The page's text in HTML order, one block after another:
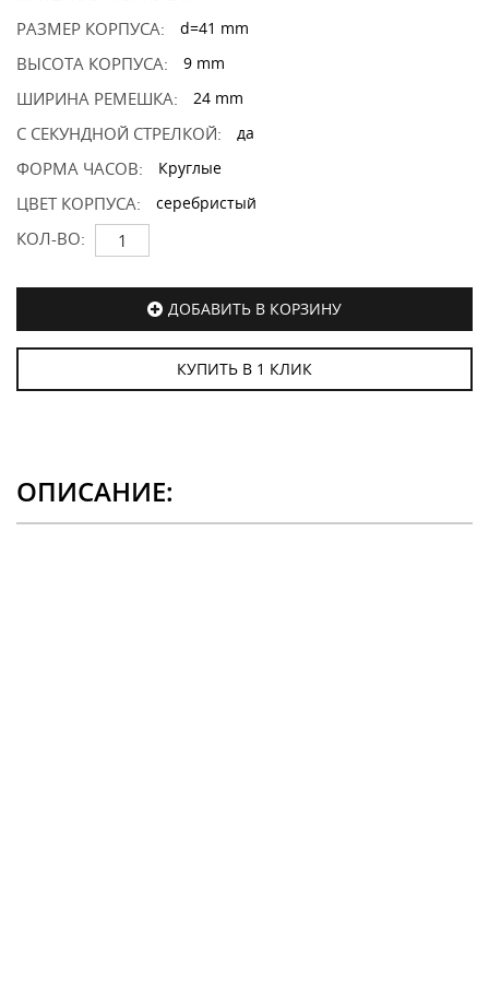
РАЗМЕР КОРПУСА: d=41 mm
ВЫСОТА КОРПУСА: 9 mm
ШИРИНА РЕМЕШКА: 24 mm
С СЕКУНДНОЙ СТРЕЛКОЙ: да
ФОРМА ЧАСОВ: Круглые
ЦВЕТ КОРПУСА: серебристый
КОЛ-ВО:
ДОБАВИТЬ В КОРЗИНУ
КУПИТЬ В 1 КЛИК
ОПИСАНИЕ: